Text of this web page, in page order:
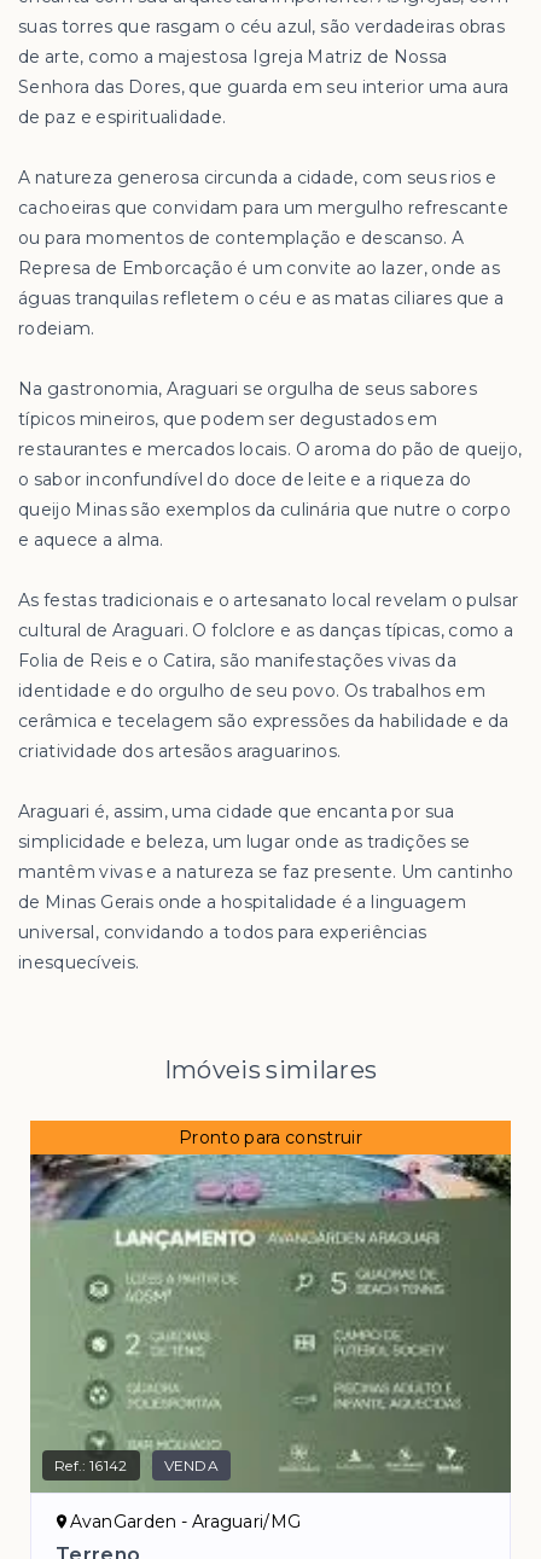
suas torres que rasgam o céu azul, são verdadeiras obras
de arte, como a majestosa Igreja Matriz de Nossa
Senhora das Dores, que guarda em seu interior uma aura
de paz e espiritualidade.
A natureza generosa circunda a cidade, com seus rios e
cachoeiras que convidam para um mergulho refrescante
ou para momentos de contemplação e descanso. A
Represa de Emborcação é um convite ao lazer, onde as
águas tranquilas refletem o céu e as matas ciliares que a
rodeiam.
Na gastronomia, Araguari se orgulha de seus sabores
típicos mineiros, que podem ser degustados em
restaurantes e mercados locais. O aroma do pão de queijo,
o sabor inconfundível do doce de leite e a riqueza do
queijo Minas são exemplos da culinária que nutre o corpo
e aquece a alma.
As festas tradicionais e o artesanato local revelam o pulsar
cultural de Araguari. O folclore e as danças típicas, como a
Folia de Reis e o Catira, são manifestações vivas da
identidade e do orgulho de seu povo. Os trabalhos em
cerâmica e tecelagem são expressões da habilidade e da
criatividade dos artesãos araguarinos.
Araguari é, assim, uma cidade que encanta por sua
simplicidade e beleza, um lugar onde as tradições se
mantêm vivas e a natureza se faz presente. Um cantinho
de Minas Gerais onde a hospitalidade é a linguagem
universal, convidando a todos para experiências
inesquecíveis.
Imóveis similares
Pronto para construir
Ref.:16142 VENDA
AvanGarden - Araguari/MG